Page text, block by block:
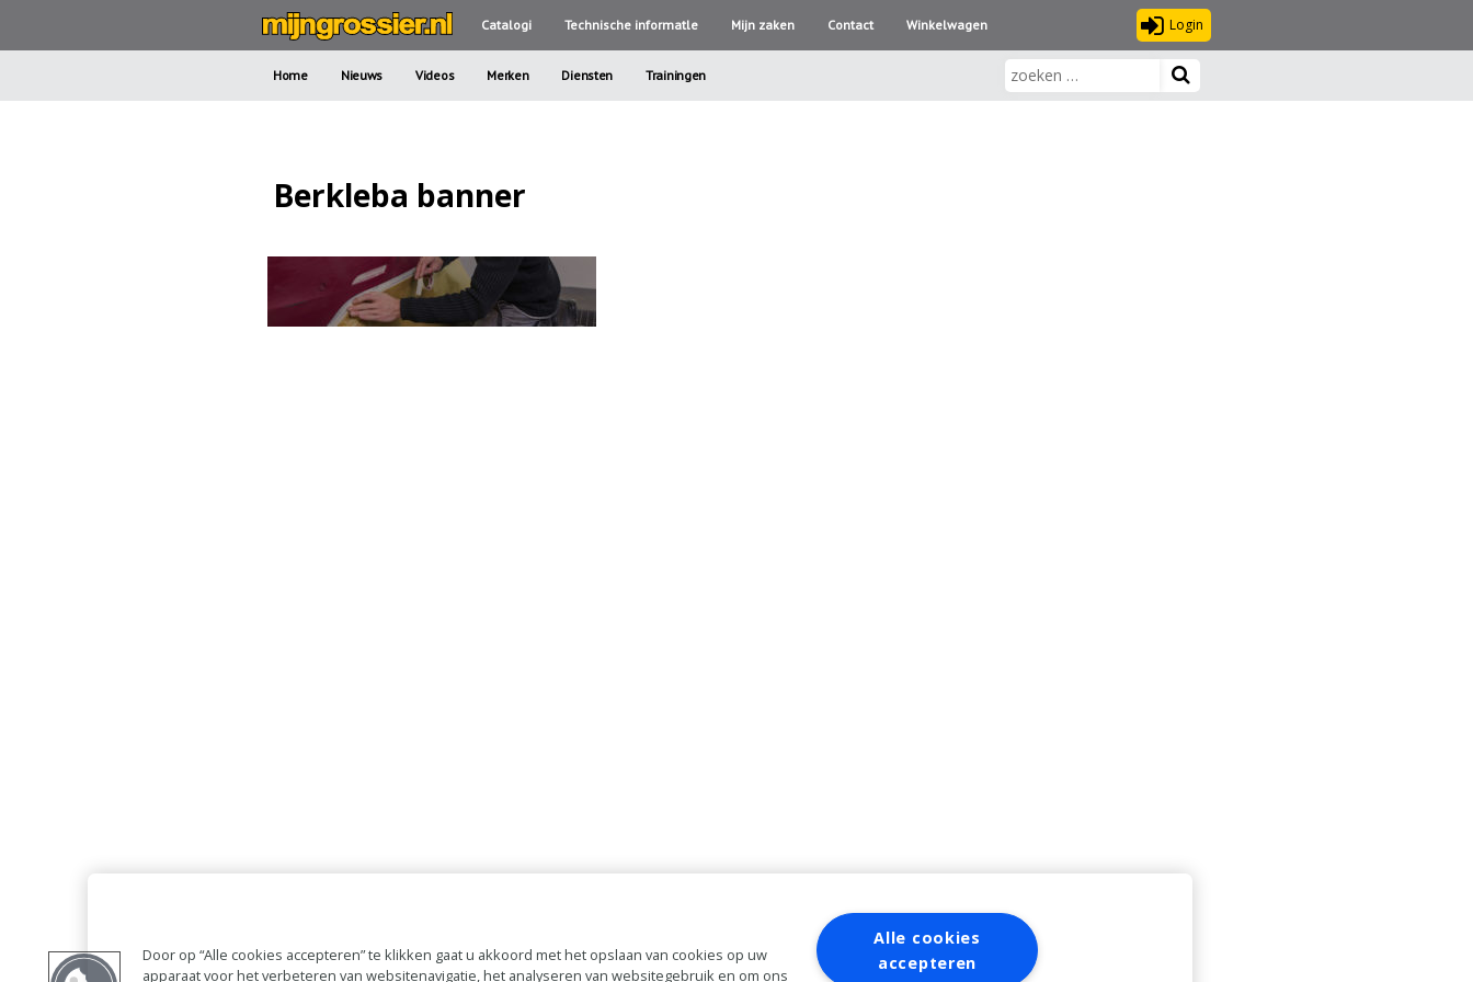
Catalogi Technische informatle Mijn zaken Contact Winkelwagen Login
Home Nieuws Videos Merken Diensten Trainingen
Berkleba banner
Door op “Alle cookies accepteren” te klikken gaat u akkoord met het opslaan van cookies op uw
apparaat voor het verbeteren van websitenavigatie, het analyseren van websitegebruik en om ons
Alle cookies
accepteren